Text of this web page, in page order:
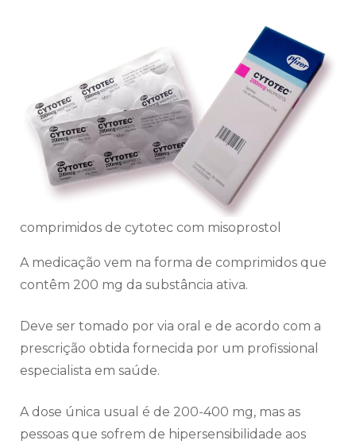
comprimidos de cytotec com misoprostol
A medicação vem na forma de comprimidos que
contêm 200 mg da substância ativa.
Deve ser tomado por via oral e de acordo com a
prescrição obtida fornecida por um profissional
especialista em saúde.
A dose única usual é de 200-400 mg, mas as
pessoas que sofrem de hipersensibilidade aos